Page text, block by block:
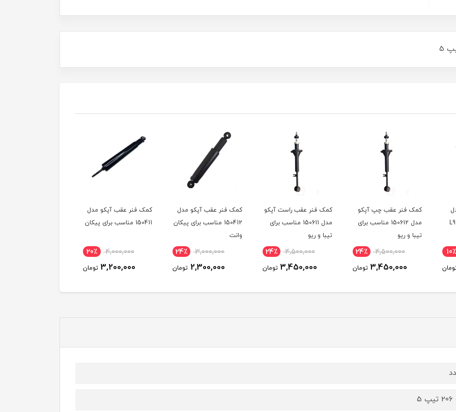
10٪
کمک فنر عقب چپ آپکو
مدل 150612 مناسب برای
تیبا و ریو
4,500,000 24٪
3,450,000 تومان
کمک فنر عقب راست آپکو
مدل 150611 مناسب برای
تیبا و ریو
4,500,000 24٪
3,450,000 تومان
کمک فنر عقب آپکو مدل
150412 مناسب برای پیکان
وانت
3,000,000 24٪
2,300,000 تومان
کمک فنر عقب آپکو مدل
150411 مناسب برای پیکان
4,000,000 20٪
3,200,000 تومان